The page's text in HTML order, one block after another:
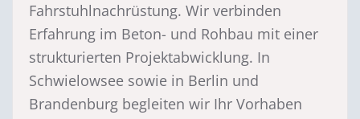
Fahrstuhlnachrüstung. Wir verbinden
Erfahrung im Beton- und Rohbau mit einer
strukturierten Projektabwicklung. In
Schwielowsee sowie in Berlin und
Brandenburg begleiten wir Ihr Vorhaben